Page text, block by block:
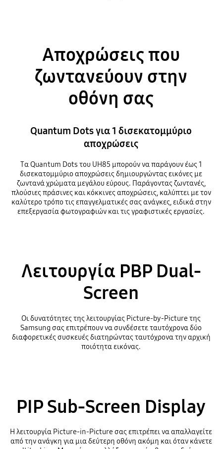
Αποχρώσεις που
ζωντανεύουν στην
οθόνη σας
Quantum Dots για 1 δισεκατομμύριο
αποχρώσεις
Τα Quantum Dots του UH85 μπορούν να παράγουν έως 1
δισεκατομμύριο αποχρώσεις δημιουργώντας εικόνες με
ζωντανά χρώματα μεγάλου εύρους. Παράγοντας ζωντανές,
πλούσιες πράσινες και κόκκινες αποχρώσεις, καλύπτει με τον
καλύτερο τρόπο τις επαγγελματικές σας ανάγκες, ειδικά στην
επεξεργασία φωτογραφιών και τις γραφιστικές εργασίες.
Λειτουργία PBP Dual-
Screen
Οι δυνατότητες της λειτουργίας Picture-by-Picture της
Samsung σας επιτρέπουν να συνδέσετε ταυτόχρονα δύο
διαφορετικές συσκευές διατηρώντας ταυτόχρονα την αρχική
ποιότητα εικόνας.
PIP Sub-Screen Display
Η λειτουργία Picture-in-Picture σας επιτρέπει να απαλλαγείτε
από την ανάγκη για μια δεύτερη οθόνη ακόμη και όταν κάνετε